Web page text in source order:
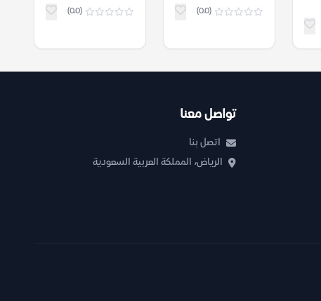
(0.0)
(0.0)
تواصل معنا
اتصل بنا
الرياض، المملكة العربية السعودية